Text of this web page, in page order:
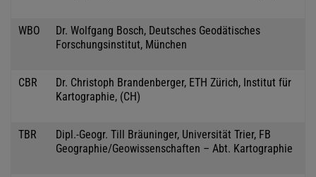
WBO
Dr. Wolfgang Bosch, Deutsches Geodätisches
Forschungsinstitut, München
CBR
Dr. Christoph Brandenberger, ETH Zürich, Institut für
Kartographie, (CH)
TBR
Dipl.-Geogr. Till Bräuninger, Universität Trier, FB
Geographie/Geowissenschaften – Abt. Kartographie